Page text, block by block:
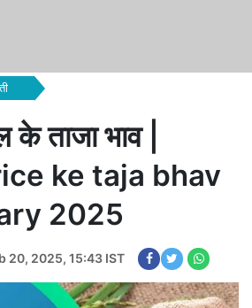
के ताजा भाव |
ke taja bhav
2025
20, 2025, 15:43 IST